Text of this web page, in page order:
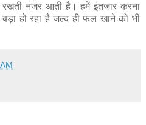
रखती नजर आती है। हमें इंतजार करना
बड़ा हो रहा है जल्द ही फल खाने को भी